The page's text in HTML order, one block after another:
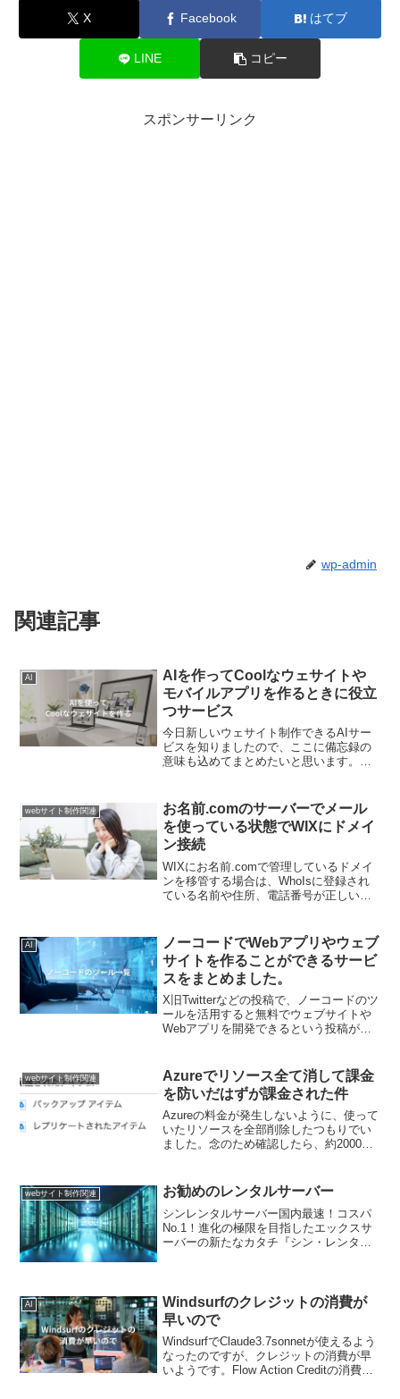
X Facebook はてブ
LINE コピー
スポンサーリンク
wp-admin
関連記事
AI
AIを作ってCoolなウェサイトや
モバイルアプリを作るときに役立
つサービス
今日新しいウェサイト制作できるAIサー
ビスを知りましたので、ここに備忘録の
意味も込めてまとめたいと思います。
ンも作ることができます。ログインした
画面です。プロン...
webサイト制作関連
お名前.comのサーバーでメール
を使っている状態でWIXにドメイ
ン接続
WIXにお名前.comで管理しているドメイ
ンを移管する場合は、WhoIsに登録され
ている名前や住所、電話番号が正しい表
ックがかかります。６０日経過しないと
再びドメイン移...
AI
ノーコードでWebアプリやウェブ
サイトを作ることができるサービ
スをまとめました。
X旧Twitterなどの投稿で、ノーコードのツ
ールを活用すると無料でウェブサイトや
Webアプリを開発できるという投稿が散
有料プランを利用するように決まってい
るサービスも...
webサイト制作関連
Azureでリソース全て消して課金
を防いだはずが課金された件
Azureの料金が発生しないように、使って
いたリソースを全部削除したつもりでい
ました。念のため確認したら、約2000円
っていました。コストを確認したら、...
webサイト制作関連 お勧めのレンタルサーバー
シンレンタルサーバー国内最速！コスパ
No.1！進化の極限を目指したエックスサ
ーバーの新たなカタチ『シン・レンタル
スです。シンレンタル...
AI
Windsurfのクレジットの消費が
早いので
WindsurfでClaude3.7sonnetが使えるよう
なったのですが、クレジットの消費が早
いようです。Flow Action Creditの消費